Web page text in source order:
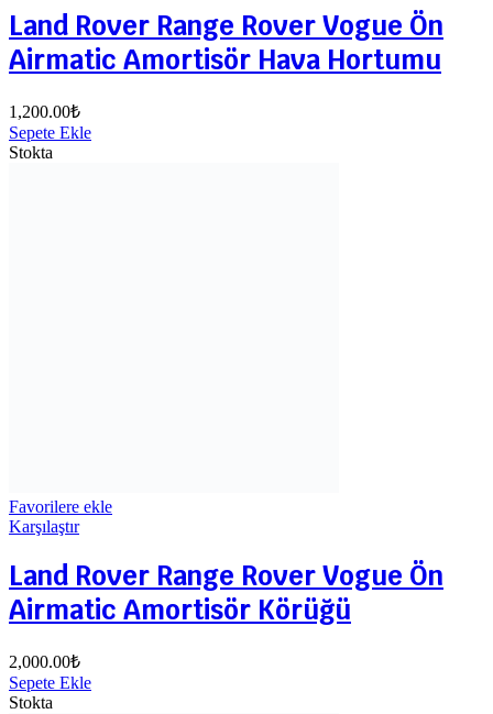
Land Rover Range Rover Vogue Ön
Airmatic Amortisör Hava Hortumu
1,200.00₺
Sepete Ekle
Stokta
Favorilere ekle
Karşılaştır
Land Rover Range Rover Vogue Ön
Airmatic Amortisör Körüğü
2,000.00₺
Sepete Ekle
Stokta